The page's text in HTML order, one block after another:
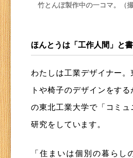
竹とんぼ製作中の一コマ。（
ほんとうは「工作人間」と
わたしは工業デザイナー。
トや椅子のデザインをす
の東北工業大学で「コミ
研究をしています。
「住まいは個別の暮らし